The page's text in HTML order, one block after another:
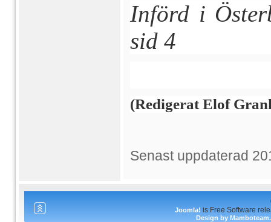
Införd i
sid 4
(Redigerat Elof
Senast uppdaterad
Joomla! is Free Software
Design by